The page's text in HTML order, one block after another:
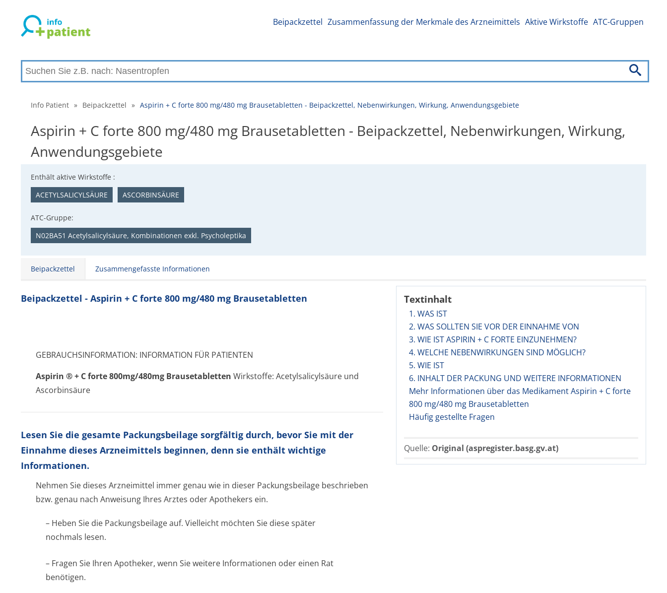
Beipackzettel Zusammenfassung der Merkmale des Arzneimittels Aktive Wirkstoffe ATC-Gruppen
Info Patient » Beipackzettel » Aspirin + C forte 800 mg/480 mg Brausetabletten - Beipackzettel, Nebenwirkungen, Wirkung, Anwendungsgebiete
Aspirin + C forte 800 mg/480 mg Brausetabletten - Beipackzettel, Nebenwirkungen, Wirkung,
Anwendungsgebiete
Enthält aktive Wirkstoffe :
ACETYLSALICYLSÄURE
ASCORBINSÄURE
ATC-Gruppe:
N02BA51 Acetylsalicylsäure, Kombinationen exkl. Psycholeptika
Beipackzettel Zusammengefasste Informationen
Textinhalt
1. WAS IST
2. WAS SOLLTEN SIE VOR DER EINNAHME VON
3. WIE IST ASPIRIN + C FORTE EINZUNEHMEN?
4. WELCHE NEBENWIRKUNGEN SIND MÖGLICH?
5. WIE IST
6. INHALT DER PACKUNG UND WEITERE INFORMATIONEN
Mehr Informationen über das Medikament Aspirin + C forte
800 mg/480 mg Brausetabletten
Häufig gestellte Fragen
Quelle: Original (aspregister.basg.gv.at)
Beipackzettel - Aspirin + C forte 800 mg/480 mg Brausetabletten
GEBRAUCHSINFORMATION: INFORMATION FÜR PATIENTEN
Aspirin ®+ C forte 800mg/480mg Brausetabletten Wirkstoffe: Acetylsalicylsäure und
Ascorbinsäure
Lesen Sie die gesamte Packungsbeilage sorgfältig durch, bevor Sie mit der
Einnahme dieses Arzneimittels beginnen, denn sie enthält wichtige
Informationen.
Nehmen Sie dieses Arzneimittel immer genau wie in dieser Packungsbeilage beschrieben
bzw. genau nach Anweisung Ihres Arztes oder Apothekers ein.
– Heben Sie die Packungsbeilage auf. Vielleicht möchten Sie diese später
nochmals lesen.
– Fragen Sie Ihren Apotheker, wenn Sie weitere Informationen oder einen Rat
benötigen.